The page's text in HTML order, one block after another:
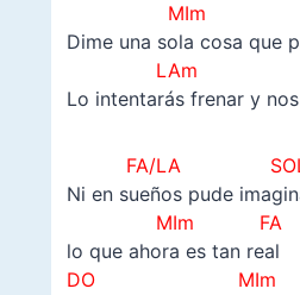
MIm
Dime una sola cosa que
LAm
Lo intentarás frenar y
FA/LA
Ni en sueños pude
MIm FA
lo que ahora es tan real
DO MIm